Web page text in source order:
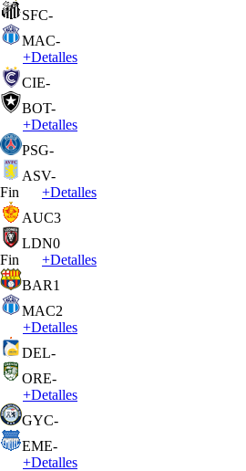
SFC-
MAC-
+Detalles
CIE-
BOT-
+Detalles
PSG-
ASV-
Fin
+Detalles
AUC3
LDN0
Fin
+Detalles
BAR1
MAC2
+Detalles
DEL-
ORE-
+Detalles
GYC-
EME-
+Detalles